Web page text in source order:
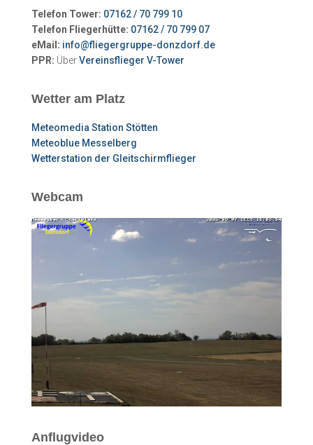
Telefon Tower: 07162 / 70 799 10
Telefon Fliegerhütte: 07162 / 70 799 07
eMail: info@fliegergruppe-donzdorf.de
PPR: ÜberVereinsflieger V-Tower
Wetter am Platz
Meteomedia Station Stötten
Meteoblue Messelberg
Wetterstation der Gleitschirmflieger
Webcam
Anflugvideo